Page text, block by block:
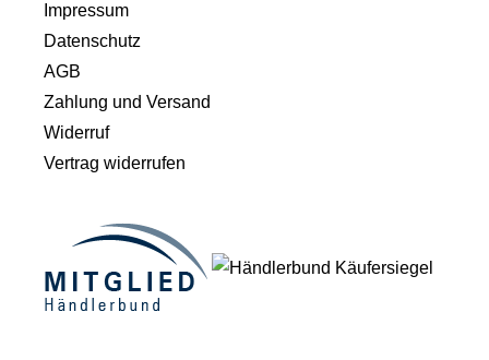
Impressum
Datenschutz
AGB
Zahlung und Versand
Widerruf
Vertrag widerrufen